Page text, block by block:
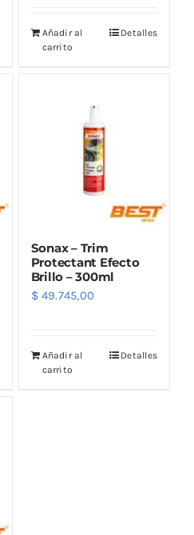
Añadir al
carrito
Detalles
Sonax – Trim
Protectant Efecto
Brillo – 300ml
$49.745,00
Añadir al
carrito
Detalles